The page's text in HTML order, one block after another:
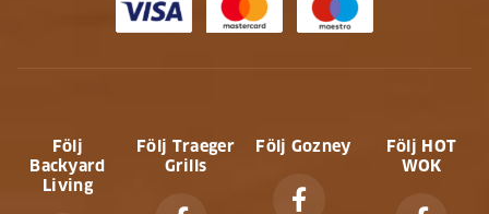
Följ
Backyard
Living
Följ Traeger
Grills
Följ Gozney
Följ HOT
WOK